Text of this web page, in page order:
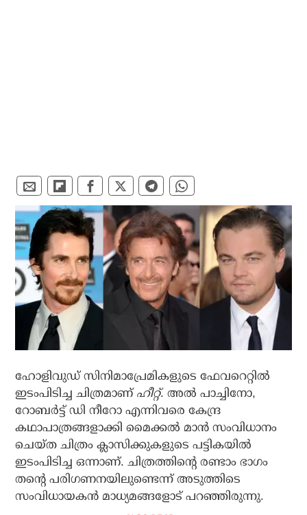
ഹോളിവുഡ് സിനിമാപ്രേമികളുടെ ഫേവറെറ്റില്‍
ഇടംപിടിച്ച ചിത്രമാണ് ഹീറ്റ്. അല്‍ പാച്ചിനോ,
റോബര്‍ട്ട് ഡി നീറോ എന്നിവരെ കേന്ദ്ര
കഥാപാത്രങ്ങളാക്കി മൈക്കല്‍ മാന്‍ സംവിധാനം
ചെയ്ത ചിത്രം ക്ലാസിക്കുകളുടെ പട്ടികയില്‍
ഇടംപിടിച്ച ഒന്നാണ്. ചിത്രത്തിന്റെ രണ്ടാം ഭാഗം
തന്റെ പരിഗണനയിലുണ്ടെന്ന് അടുത്തിടെ
സംവിധായകന്‍ മാധ്യമങ്ങളോട് പറഞ്ഞിരുന്നു.